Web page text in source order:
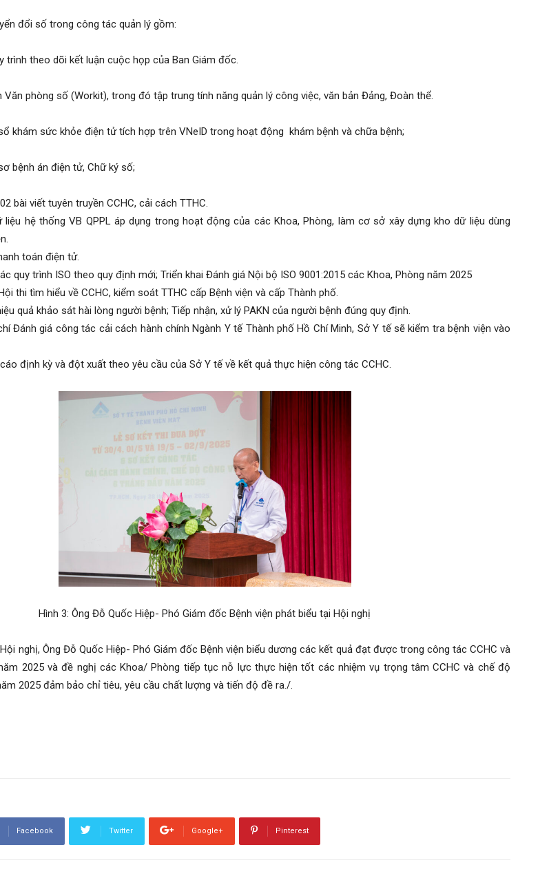
đổi số trong công tác quản lý gồm:
trình theo dõi kết luận cuộc họp của Ban Giám đốc.
Văn phòng số (Workit), trong đó tập trung tính năng quản lý công việc, văn bản Đảng, Đoàn thể.
khám sức khỏe điện tử tích hợp trên VNeID trong hoạt động khám bệnh và chữa bệnh;
bệnh án điện tử, Chữ ký số;
bài viết tuyên truyền CCHC, cải cách TTHC.
hệ thống VB QPPL áp dụng trong hoạt động của các Khoa, Phòng, làm cơ sở xây dựng kho dữ liệu dùng
toán điện tử.
quy trình ISO theo quy định mới; Triển khai Đánh giá Nội bộ ISO 9001:2015 các Khoa, Phòng năm 2025
thi tìm hiểu về CCHC, kiểm soát TTHC cấp Bệnh viện và cấp Thành phố.
quả khảo sát hài lòng người bệnh; Tiếp nhận, xử lý PAKN của người bệnh đúng quy định.
Đánh giá công tác cải cách hành chính Ngành Y tế Thành phố Hồ Chí Minh, Sở Y tế sẽ kiểm tra bệnh viện vào
định kỳ và đột xuất theo yêu cầu của Sở Y tế về kết quả thực hiện công tác CCHC.
Hình 3: Ông Đỗ Quốc Hiệp- Phó Giám đốc Bệnh viện phát biểu tại Hội nghị
nghị, Ông Đỗ Quốc Hiệp- Phó Giám đốc Bệnh viện biểu dương các kết quả đạt được trong công tác CCHC và
2025 và đề nghị các Khoa/ Phòng tiếp tục nỗ lực thực hiện tốt các nhiệm vụ trọng tâm CCHC và chế độ
2025 đảm bảo chỉ tiêu, yêu cầu chất lượng và tiến độ đề ra./.
Facebook Twitter Google+ Pinterest